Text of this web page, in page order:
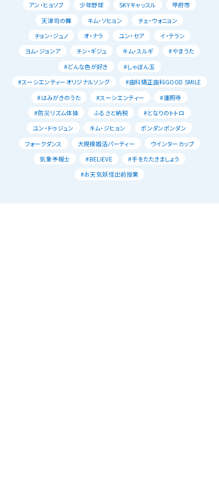
アン・ヒョソブ
少年野球 SKYキャッスル
甲府市
天津司の舞
キム・ソヒョン
チェ・ウォニョン
チョン・ジュノ
オ・ナラ ユン・セア
イ・テラン
ヨム・ジョンア
チン・ギジュ キム・スルギ
#やまうた
#どんな色が好き
#しゃぼん玉
#スーシエンティーオリジナルソング
#歯科矯正歯科GOOD SMILE
#はみがきのうた
#スーシエンティー
#蓮照寺
#防災リズム体操
ふるさと納税
#となりのトトロ
ユン・ドゥジュン
キム・ジヒョン
ポンダンポンダン
フォークダンス
大規模婚活パーティー
ウインターカップ
気象予報士
#BELIEVE
#手をたたきましょう
#お天気妖怪出前授業